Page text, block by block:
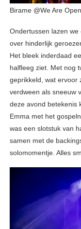
Birame @We Are
Ondertussen lazen
over hinderlijk
Het bleek inderdaad
halfleeg ziet. Met nog
geprikkeld, wat ervoor
verdween als sneeuw
deze avond betekenis
Emma met het
was een slotstuk van
samen met de
solomomentje. Alles